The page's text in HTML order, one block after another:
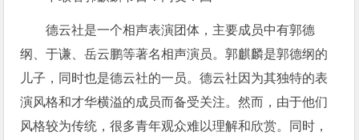
德云社是一个相声表演团体，主要成员中有郭德
纲、于谦、岳云鹏等著名相声演员。郭麒麟是郭德纲的
儿子，同时也是德云社的一员。德云社因为其独特的表
演风格和才华横溢的成员而备受关注。然而，由于他们
风格较为传统，很多青年观众难以理解和欣赏。同时，